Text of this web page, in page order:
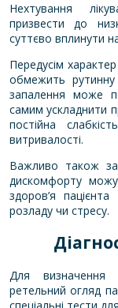
Нехтування
призвести до
суттєво вплинути
Передусім
обмежить
запалення може
самим ускладнити
постійна
витривалості.
Важливо також
дискомфорту
здоров’я
розладу чи стресу.
Для визначення
ретельний огляд